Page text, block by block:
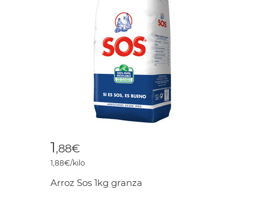
1,88€
1,88€/kilo
Arroz Sos 1kg granza